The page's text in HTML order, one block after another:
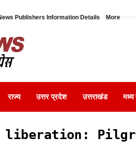
Publishers Information Details More
राज्य उत्तर प्रदेश उत्तराखंड मध्य
liberation: